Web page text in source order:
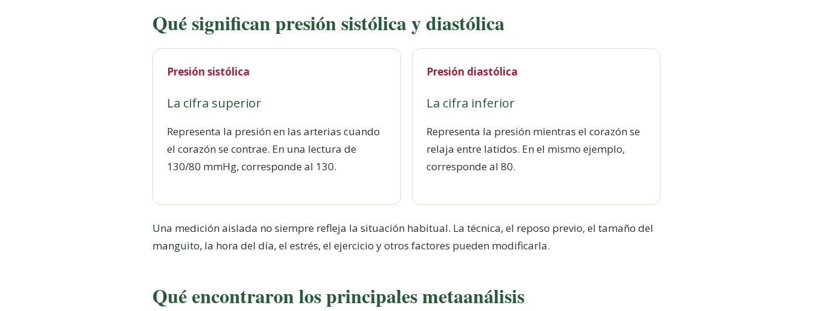
Qué significan presión sistólica y diastólica
Presión sistólica
La cifra superior
Representa la presión en las arterias cuando
el corazón se contrae. En una lectura de
130/80 mmHg, corresponde al 130.
Presión diastólica
La cifra inferior
Representa la presión mientras el corazón se
relaja entre latidos. En el mismo ejemplo,
corresponde al 80.
Una medición aislada no siempre refleja la situación habitual. La técnica, el reposo previo, el tamaño del
manguito, la hora del día, el estrés, el ejercicio y otros factores pueden modificarla.
Qué encontraron los principales metaanálisis